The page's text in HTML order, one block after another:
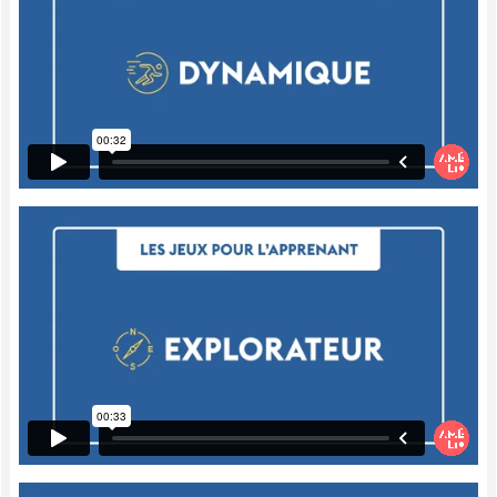
d'inférence aux enfants à partir d'une
image ou d'un texte, c'est quelque chose
Pour faire de l'inférence, par exemple, je
peux demander à partir d'une image :
"Pendant quelle saison se passe cette
scène-là ?" L'enfant, juste en observant
l'image puis divers indices, va pouvoir tirer
De la même façon, quand je lui lis un texte,
je peux poser des questions : "Quelle est
personnage ?" Même si ce n'est pas
explicitement indiqué dans le texte, l'enfant